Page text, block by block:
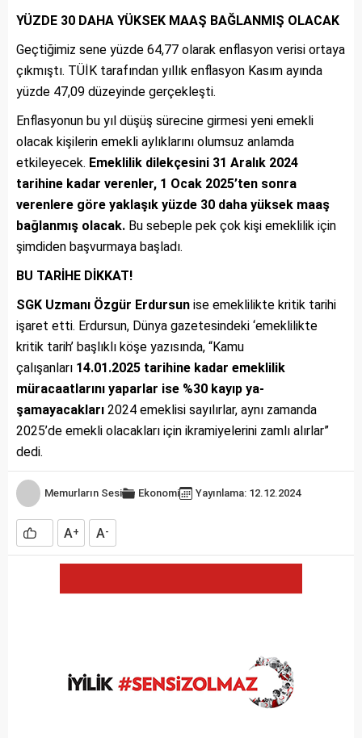
YÜZDE 30 DAHA YÜKSEK MAAŞ BAĞLANMIŞ OLACAK
Geçtiğimiz sene yüzde 64,77 olarak enflasyon verisi ortaya
çıkmıştı. TÜİK tarafından yıllık enflasyon Kasım ayında
yüzde 47,09 düzeyinde gerçekleşti.
Enflasyonun bu yıl düşüş sürecine girmesi yeni emekli
olacak kişilerin emekli aylıklarını olumsuz anlamda
etkileyecek. Emeklilik dilekçesini 31 Aralık 2024
tarihine kadar verenler, 1 Ocak 2025’ten sonra
verenlere göre yaklaşık yüzde 30 daha yüksek maaş
bağlanmış olacak. Bu sebeple pek çok kişi emeklilik için
şimdiden başvurmaya başladı.
BU TARİHE DİKKAT!
SGK Uzmanı Özgür Erdursun ise emeklilikte kritik tarihi
işaret etti. Erdursun, Dünya gazetesindeki ‘emeklilikte
kritik tarih’ başlıklı köşe yazısında, “Kamu
çalışanları 14.01.2025 tarihine kadar emeklilik
müracaatlarını yaparlar ise %30 kayıp ya­
şamayacakları 2024 emek­lisi sayılırlar, aynı zaman­da
2025’de emekli olacakla­rı için ikramiyelerini zamlı alırlar”
dedi.
Memurların Sesi Ekonomi Yayınlama: 12.12.2024
A+ A-